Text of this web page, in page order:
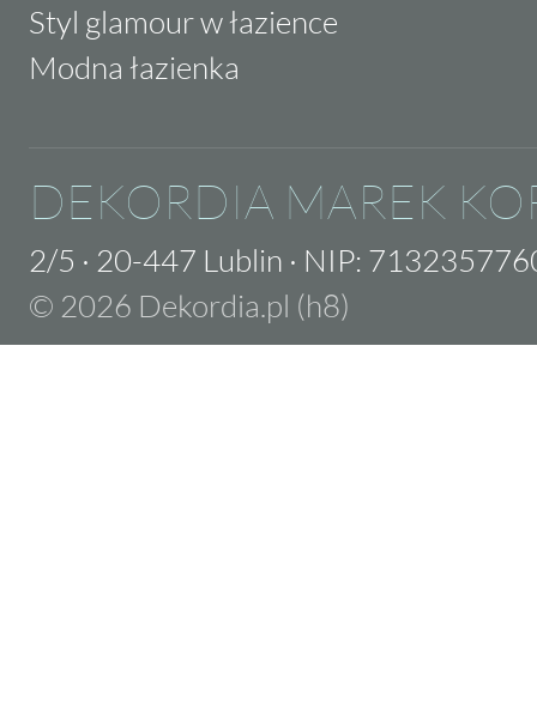
Styl glamour w łazience
Modna łazienka
DEKORDIA MAREK
2/5 · 20-447 Lublin · NIP:
© 2026 Dekordia.pl (h8)